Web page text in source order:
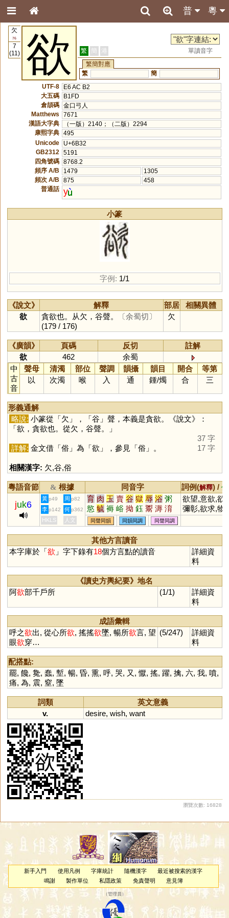
粵
普
欠
76
7
(11)
欲 繁 簡 港
單讀音字
繁簡對應
繁
簡
UTF-8
E6 AC B2
大五碼
B1FD
倉頡碼 金口弓人
Matthews
7671
漢語大字典
（一版）2140；（二版）2294
康熙字典 495
Unicode
U+6B32
GB2312
5191
四角號碼 8768.2
頻序 A/B
1479
1305
頻次 A/B
875
458
普通話 y
小篆
字例: 1/1
《說文》 解釋 部居
相關異體
欲
貪欲也。从欠，谷聲。
〔余蜀切〕
(179 / 176)
欠
《廣韻》 頁碼 反切
註解
欲
462
余蜀
中
古
音
聲母 清濁 部位 聲調 韻攝 韻目 開合
等第
以
次濁 喉 入 通 鍾/燭 合 三
形義通解
略說: 小篆從「欠 」，「谷 」聲，本義是貪欲。《說文》：
「欲，貪欲也。從欠，谷聲。」
37 字
詳解: 金文借「俗」為「欲 」，參見「俗」。 17 字
相關漢字: 欠,谷,俗
粵語音節 & 根據 同音字 詞例(解釋) /
juk6
黃 p49 周 p82 育 肉 玉 賣 谷 獄 辱 浴 粥
慾 毓 褥 峪 拗 鈺 鬻 溽 淯
鵒 蓐 縟 宍 鳿 砡 袬 輍 蘛
蒮 媷 儥 嗕 鋊 錥 鄏 堉
欲望,意欲,欲
彌彰,欲求,物
欲,縱欲,欲罷
能,欲擒故縱,
語還休,無欲
剛
李 p142 何 p362
HKLS 人文 同聲同韻 同韻同調 同聲同調
其他方言讀音
本字庫於「欲 」字下錄有18個方言點的讀音
詳細資
料
《讀史方輿紀要》地名
阿欲部千戶所 (1/1)
詳細資
料
成語彙輯
呼之欲出, 從心所欲, 搖搖欲墜, 暢所欲言, 望
眼欲穿…
(5/247)
詳細資
料
配搭點:
罷, 饞, 毚, 蠢, 塹, 暢, 昏, 熏, 呼, 哭, 又 ,懨, 搖, 躍, 擒, 六, 我, 噴,
痛, 為, 震, 窒, 墜
詞類
英文意義
v.
desire, wish, want
瀏覽次數: 16828
新手入門 使用凡例 字庫統計 隨機漢字
最近被搜索的漢字
鳴謝
製作單位 私隱政策 免責聲明 意見簿
（管理員 ）